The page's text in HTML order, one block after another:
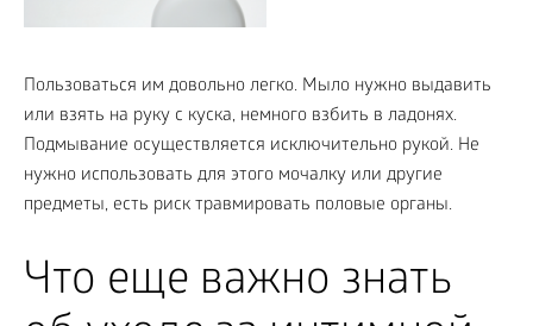
Пользоваться им довольно легко. Мыло нужно выдавить
или взять на руку с куска, немного взбить в ладонях.
Подмывание осуществляется исключительно рукой. Не
нужно использовать для этого мочалку или другие
предметы, есть риск травмировать половые органы.
Что еще важно знать